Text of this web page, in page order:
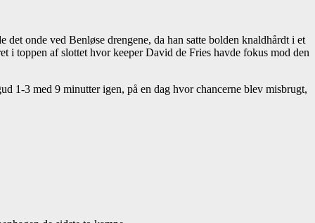
onde ved Benløse drengene, da han satte bolden knaldhårdt i et
i toppen af slottet hvor keeper David de Fries havde fokus mod den
1-3 med 9 minutter igen, på en dag hvor chancerne blev misbrugt,